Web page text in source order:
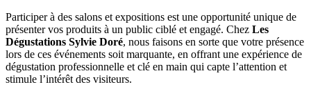
Participer à des salons et expositions est une opportunité unique de
présenter vos produits à un public ciblé et engagé. Chez Les
Dégustations Sylvie Doré, nous faisons en sorte que votre présence
lors de ces événements soit marquante, en offrant une expérience de
dégustation professionnelle et clé en main qui capte l’attention et
stimule l’intérêt des visiteurs.